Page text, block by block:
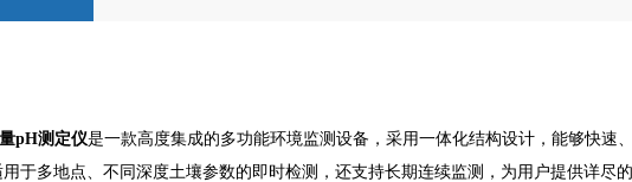
pH测定仪是一款高度集成的多功能环境监测设备，采用一体化结构设计，能够快速
于多地点、不同深度土壤参数的即时检测，还支持长期连续监测，为用户提供详尽的